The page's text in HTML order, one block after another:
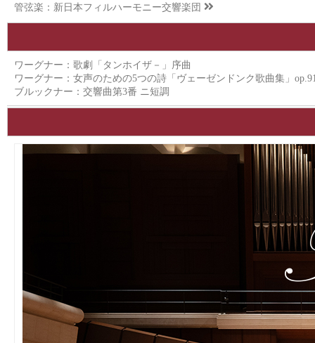
管弦楽： 新日本フィルハーモニー交響楽団
ワーグナー：歌劇「タンホイザ－」序曲
ワーグナー：女声のための5つの詩「ヴェーゼンドンク歌曲集」
ブルックナー：交響曲第3番 ニ短調